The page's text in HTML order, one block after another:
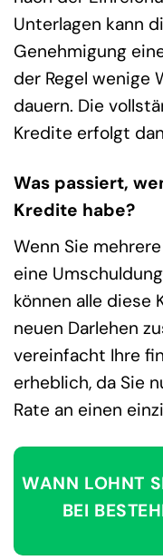
Unterlagen kann
Genehmigung
der Regel wenige
dauern. Die
Kredite erfolgt
Was passiert,
Kredite habe?
Wenn Sie
eine
können alle diese
neuen Darlehen
vereinfacht Ihre
erheblich, da Sie
Rate an einen
WANN LOHNT
BEI